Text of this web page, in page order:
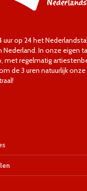
uur op 24 het
Nederland. In onze eigen
met regelmatig
de 3 uren natuurlijk